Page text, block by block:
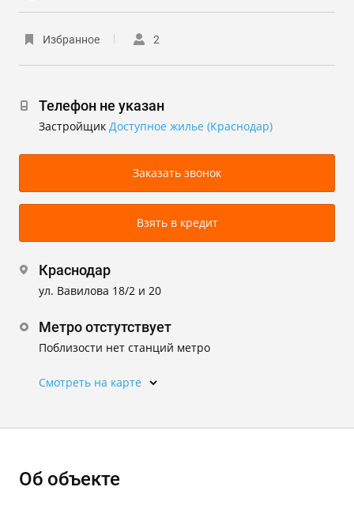
Избранное 2
Телефон не указан
Застройщик Доступное жилье (Краснодар)
Заказать звонок
Взять в кредит
Краснодар
ул. Вавилова 18/2 и 20
Метро отстутствует
Поблизости нет станций метро
Смотреть на карте
Об объекте